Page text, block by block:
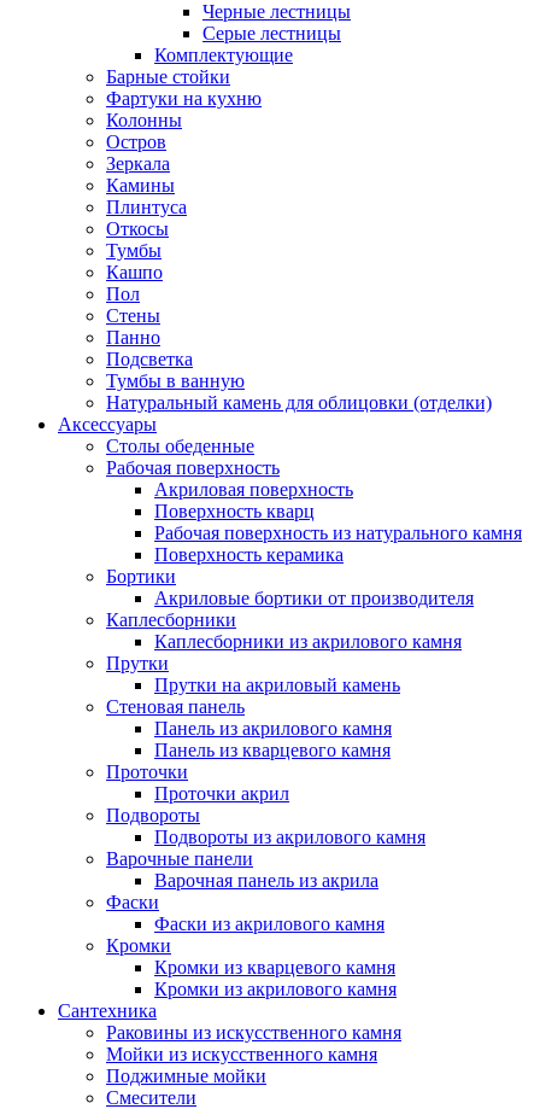
Черные лестницы
Серые лестницы
Комплектующие
Барные стойки
Фартуки на кухню
Колонны
Остров
Зеркала
Камины
Плинтуса
Откосы
Тумбы
Кашпо
Пол
Стены
Панно
Подсветка
Тумбы в ванную
Натуральный камень для облицовки (отделки)
Аксессуары
Столы обеденные
Рабочая поверхность
Акриловая поверхность
Поверхность кварц
Рабочая поверхность из натурального камня
Поверхность керамика
Бортики
Акриловые бортики от производителя
Каплесборники
Каплесборники из акрилового камня
Прутки
Прутки на акриловый камень
Стеновая панель
Панель из акрилового камня
Панель из кварцевого камня
Проточки
Проточки акрил
Подвороты
Подвороты из акрилового камня
Варочные панели
Варочная панель из акрила
Фаски
Фаски из акрилового камня
Кромки
Кромки из кварцевого камня
Кромки из акрилового камня
Сантехника
Раковины из искусственного камня
Мойки из искусственного камня
Поджимные мойки
Смесители